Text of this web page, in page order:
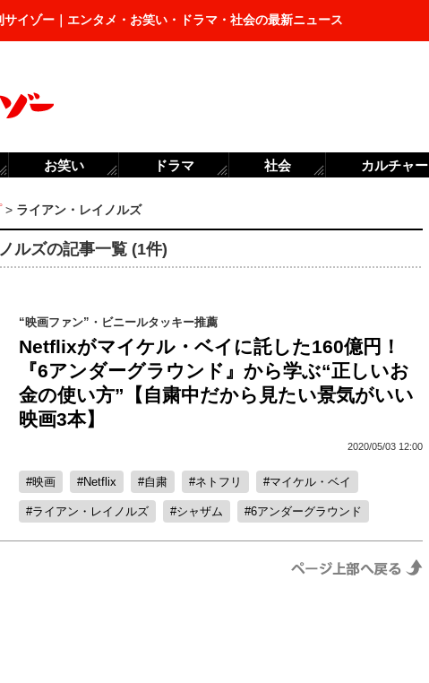
サイゾー｜エンタメ・お笑い・ドラマ・社会の最新ニュース
> ライアン・レイノルズ
ルズの記事一覧 (1件)
“映画ファン”・ビニールタッキー推薦
Netflixがマイケル・ベイに託した160億円！
『6アンダーグラウンド』から学ぶ“正しいお
金の使い方”【自粛中だから見たい景気がいい
映画3本】
2020/05/03 12:00
映画 Netflix 自粛 ネトフリ マイケル・ベイ
ライアン・レイノルズ シャザム 6アンダーグラウンド
お笑い ドラマ 社会 カルチャー